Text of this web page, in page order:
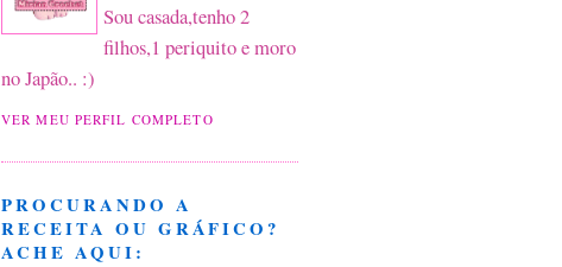
Sou casada,tenho 2
filhos,1 periquito e moro
no Japão.. :)
VER MEU PERFIL COMPLETO
PROCURANDO A
RECEITA OU GRÁFICO?
ACHE AQUI: